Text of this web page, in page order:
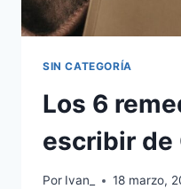
SIN CATEGORÍA
Los 6
escribir de
Por Ivan_ 18 marzo,